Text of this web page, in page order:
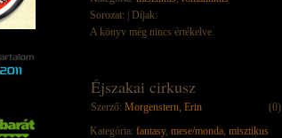
Sorozat:
| Díjak:
A könyv még nincs értékelve.
Éjszakai cirkusz
Szerző: Morgenstern, Erin (0)
Kategória: fantasy, mese/monda, misztikus